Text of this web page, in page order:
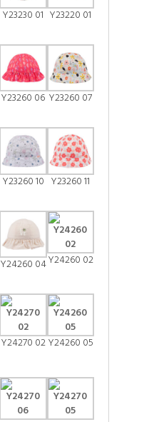
Y23230 01 Y23220 01
Y23260 06 Y23260 07
Y23260 10 Y23260 11
Y24260 04Y24260 02
Y24270 02Y24260 05